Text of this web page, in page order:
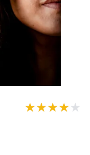
★★★★★
★★★★★